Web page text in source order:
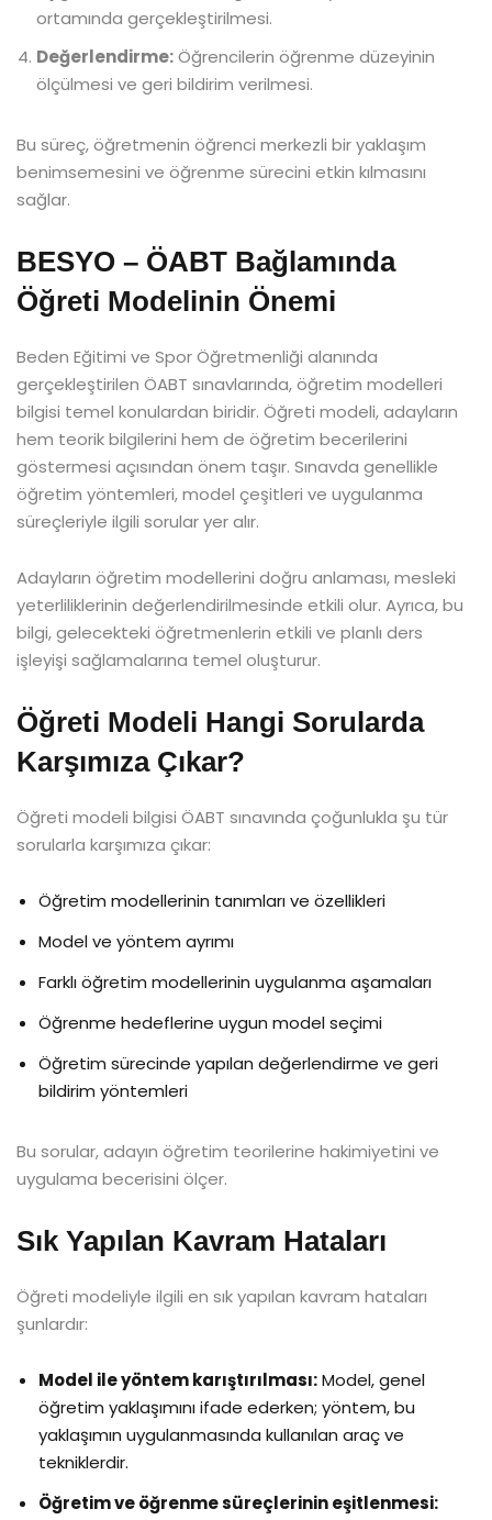
ortamında gerçekleştirilmesi.
Değerlendirme:Öğrencilerin öğrenme düzeyinin
ölçülmesi ve geri bildirim verilmesi.
Bu süreç, öğretmenin öğrenci merkezli bir yaklaşım
benimsemesini ve öğrenme sürecini etkin kılmasını
sağlar.
BESYO – ÖABT Bağlamında
Öğreti Modelinin Önemi
Beden Eğitimi ve Spor Öğretmenliği alanında
gerçekleştirilen ÖABT sınavlarında, öğretim modelleri
bilgisi temel konulardan biridir. Öğreti modeli, adayların
hem teorik bilgilerini hem de öğretim becerilerini
göstermesi açısından önem taşır. Sınavda genellikle
öğretim yöntemleri, model çeşitleri ve uygulanma
süreçleriyle ilgili sorular yer alır.
Adayların öğretim modellerini doğru anlaması, mesleki
yeterliliklerinin değerlendirilmesinde etkili olur. Ayrıca, bu
bilgi, gelecekteki öğretmenlerin etkili ve planlı ders
işleyişi sağlamalarına temel oluşturur.
Öğreti Modeli Hangi Sorularda
Karşımıza Çıkar?
Öğreti modeli bilgisi ÖABT sınavında çoğunlukla şu tür
sorularla karşımıza çıkar:
Öğretim modellerinin tanımları ve özellikleri
Model ve yöntem ayrımı
Farklı öğretim modellerinin uygulanma aşamaları
Öğrenme hedeflerine uygun model seçimi
Öğretim sürecinde yapılan değerlendirme ve geri
bildirim yöntemleri
Bu sorular, adayın öğretim teorilerine hakimiyetini ve
uygulama becerisini ölçer.
Sık Yapılan Kavram Hataları
Öğreti modeliyle ilgili en sık yapılan kavram hataları
şunlardır:
Model ile yöntem karıştırılması:Model, genel
öğretim yaklaşımını ifade ederken; yöntem, bu
yaklaşımın uygulanmasında kullanılan araç ve
tekniklerdir.
Öğretim ve öğrenme süreçlerinin eşitlenmesi: